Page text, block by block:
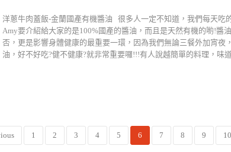
洋蔥牛肉蓋飯-金蘭國產有機醬油 很多人一定不知道，我們每天吃
Amy要介紹給大家的是100%國產的醬油，而且是天然有機的喲!醬
否，更是影響身體健康的最重要一環，因為我們無論三餐外加宵夜
油，好不好吃?健不健康?就非常重要囉!!!有人說越簡單的料理，味
1 2 3 4 5 6 7 8 9 10